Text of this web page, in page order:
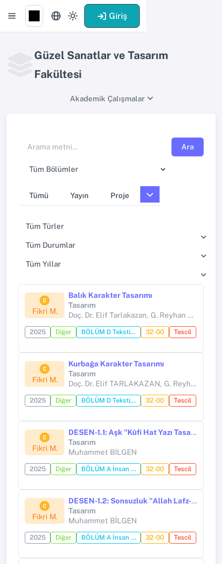
Giriş
Güzel Sanatlar ve Tasarım
Fakültesi
Akademik Çalışmalar
Ara
Tümü Yayın Proje
Tüm Türler
Tüm Durumlar
Tüm Yıllar
Fikri M.
Balık Karakter Tasarımı
Tasarım
Doç. Dr. Elif Tarlakazan, G. Reyhan Demirtaş
2025 Diğer BÖLÜM D Tekstil; Kağıt 32-00 Tescil
Fikri M.
Kurbağa Karakter Tasarımı
Tasarım
Doç. Dr. Elif TARLAKAZAN, G. Reyhan DEMİRTAŞ
2025 Diğer BÖLÜM D Tekstil; Kağıt 32-00 Tescil
Fikri M.
DESEN-1.1: Aşk "Kûfi Hat Yazı Tasarımı"
Tasarım
Muhammet BİLGEN
2025 Diğer BÖLÜM A İnsan İhtiyaçları 32-00 Tescil
Fikri M.
DESEN-1.2: Sonsuzluk "Allah Lafz-ı ve Hatayi (gül) motifi"
Tasarım
Muhammet BİLGEN
2025 Diğer BÖLÜM A İnsan İhtiyaçları 32-00 Tescil